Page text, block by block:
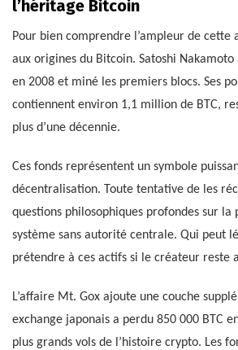
l’héritage Bitcoin
Pour bien comprendre l’ampleur de
aux origines du Bitcoin. Satoshi
en 2008 et miné les premiers blocs. Ses
contiennent environ 1,1 million de BTC,
plus d’une décennie.
Ces fonds représentent un symbole
décentralisation. Toute tentative de les
questions philosophiques profondes sur la
système sans autorité centrale. Qui peut
prétendre à ces actifs si le créateur reste
L’affaire Mt. Gox ajoute une couche
exchange japonais a perdu 850 000 BTC
plus grands vols de l’histoire crypto. Les